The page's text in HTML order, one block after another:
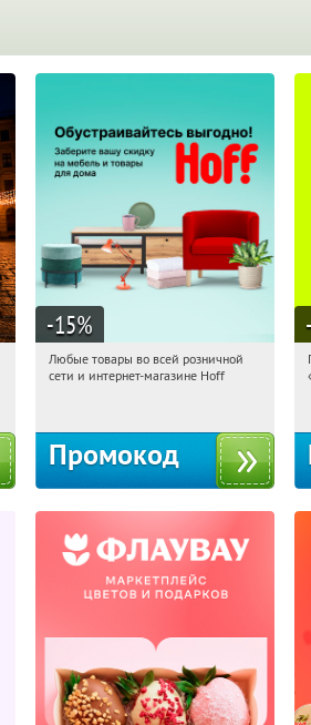
-15%
18:17:44 Получили:
Любые товары во всей розничной
сети и интернет-магазине Hoff
Промокод